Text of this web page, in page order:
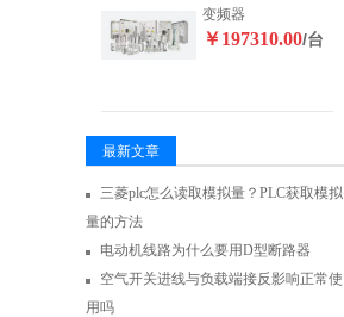
变频器
￥197310.00/台
最新文章
三菱plc怎么读取模拟量？PLC获取模拟
量的方法
电动机线路为什么要用D型断路器
空气开关进线与负载端接反影响正常使
用吗